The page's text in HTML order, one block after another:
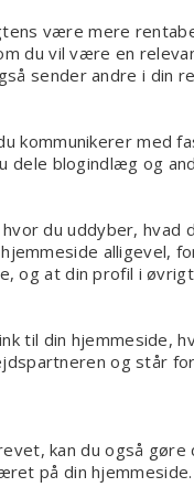
være mere
du vil være en
sender andre i din
kommunikerer med
dele blogindlæg og
du uddyber, hvad
og at din profil i
til din hjemmeside,
og står
kan du også
på din